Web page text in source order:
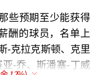
些预期至少能获得
酬的球员，名单上
-克拉克斯顿、克里
-乔、斯潘塞-丁威